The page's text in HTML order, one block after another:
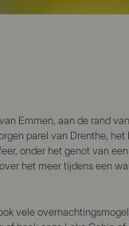
Emmen, aan de rand
parel van Drenthe, het
onder het genot van
het meer tijdens een
vele